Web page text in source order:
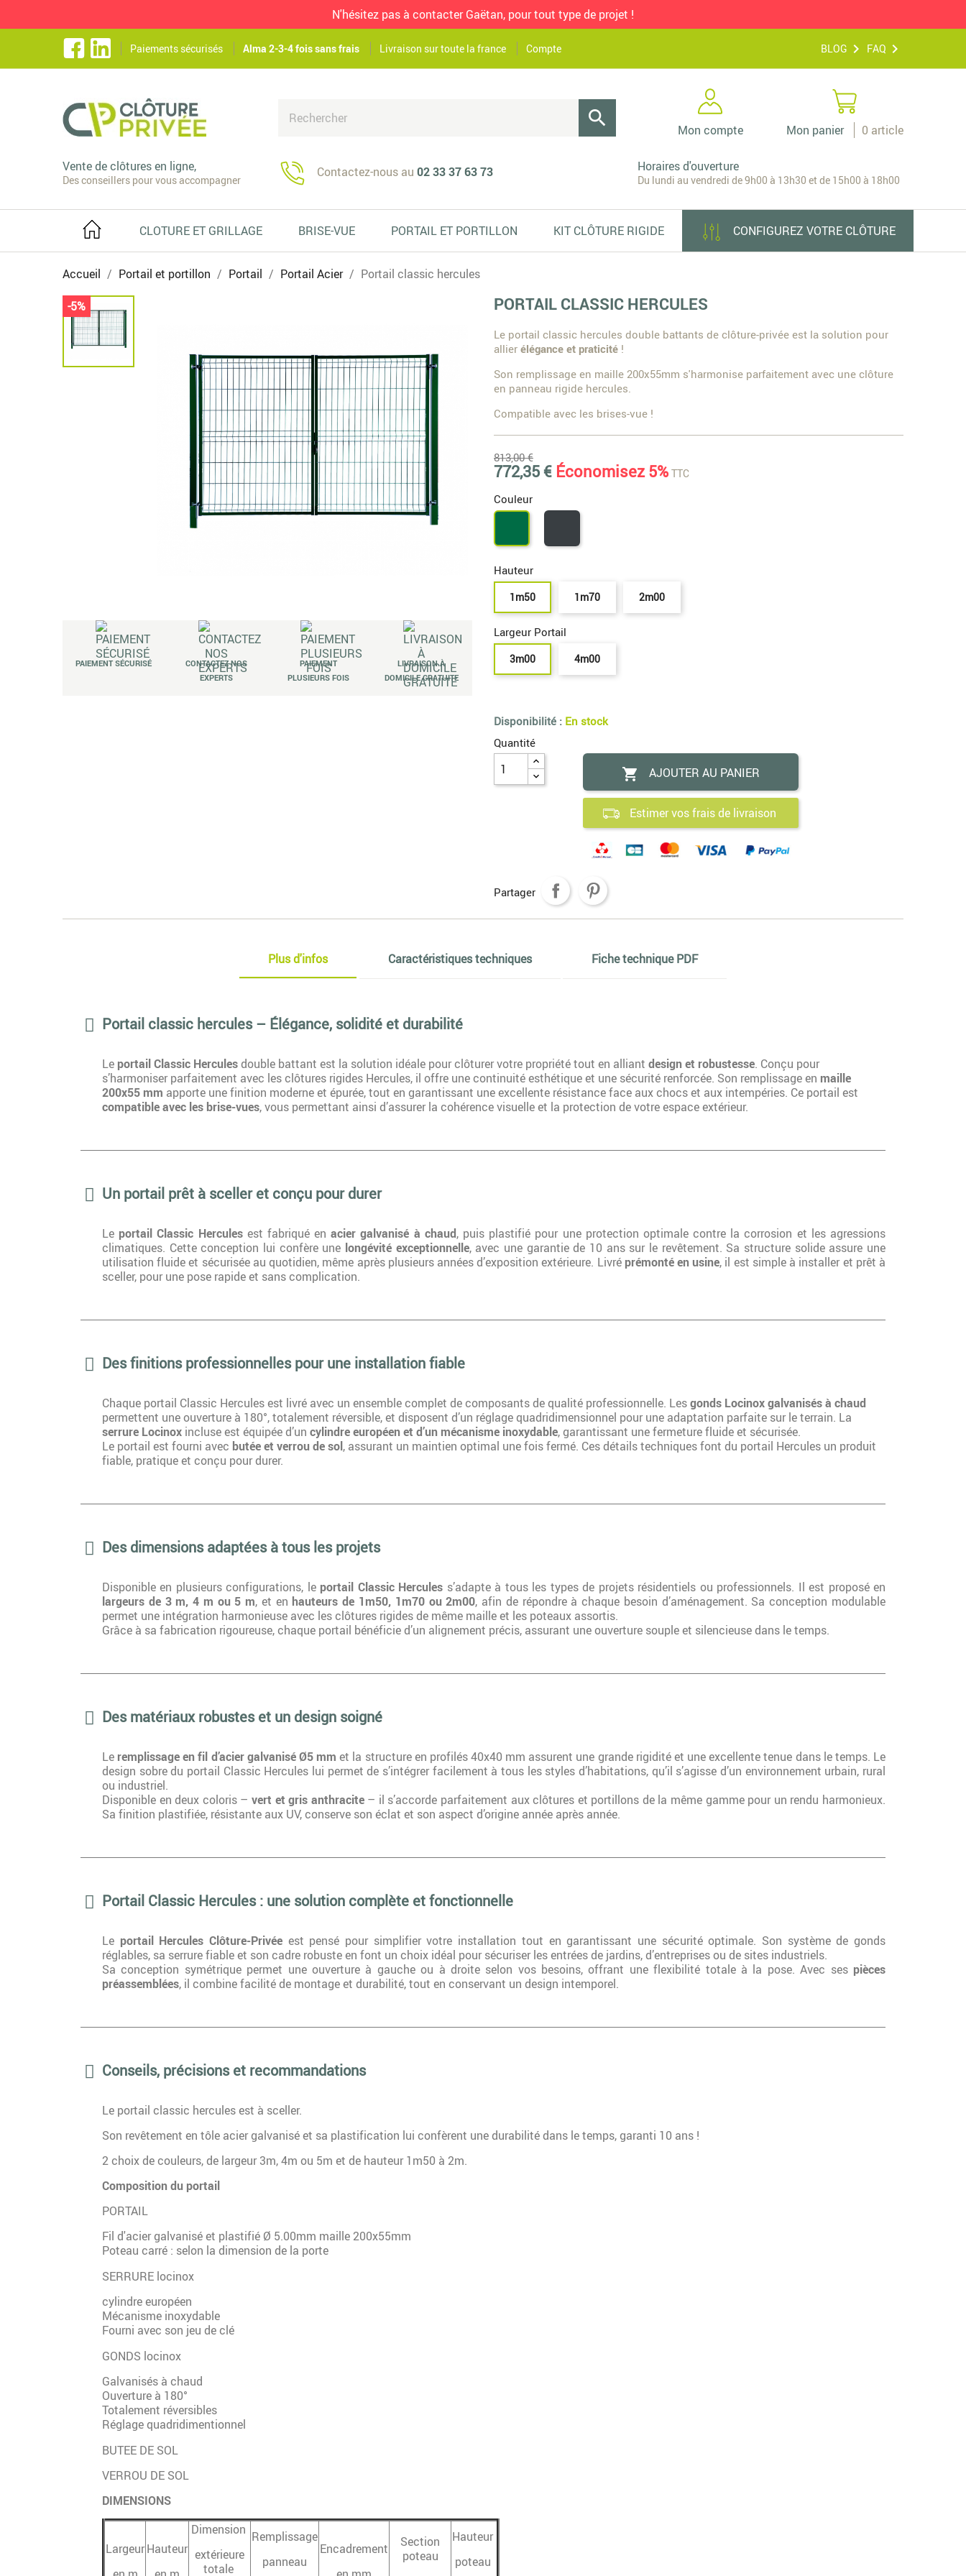
N'hésitez pas à contacter Gaëtan, pour tout type de projet !
Paiements sécurisés Alma 2-3-4 fois sans frais Livraison sur toute la france Compte BLOG FAQ

Mon panier 0 article
Mon compte
Vente de clôtures en ligne,
Des conseillers pour vous accompagner
Contactez-nous au 02 33 37 63 73 Horaires d'ouverture
Du lundi au vendredi de 9h00 à 13h30 et de 15h00 à 18h00
CLOTURE ET GRILLAGE BRISE-VUE PORTAIL ET PORTILLON KIT CLÔTURE RIGIDE CONFIGUREZ VOTRE CLÔTURE
Accueil Portail et portillon Portail Portail Acier Portail classic hercules
-5%
PAIEMENT SÉCURISÉ
CONTACTEZ NOS
EXPERTS
PAIEMENT
PLUSIEURS FOIS
LIVRAISON À
DOMICILE GRATUITE
PORTAIL CLASSIC HERCULES
Le portail classic hercules double battants de clôture-privée est la solution pour
allier élégance et praticité !
Son remplissage en maille 200x55mm s'harmonise parfaitement avec une clôture
en panneau rigide hercules.
Compatible avec les brises-vue !
813,00 €
772,35 € Économisez 5% TTC
Couleur
Vert
Gris
Hauteur
1m50 1m70 2m00
Largeur Portail
3m00 4m00
Disponibilité : En stock
Quantité
 AJOUTER AU PANIER
Estimer vos frais de livraison
Partager
Plus d'infos Caractéristiques techniques Fiche technique PDF
Portail classic hercules – Élégance, solidité et durabilité
Le portail Classic Herculesdouble battant est la solution idéale pour clôturer votre propriété tout en alliant design et robustesse. Conçu pour
s’harmoniser parfaitement avec les clôtures rigides Hercules, il offre une continuité esthétique et une sécurité renforcée. Son remplissage en maille
200x55 mm apporte une finition moderne et épurée, tout en garantissant une excellente résistance face aux chocs et aux intempéries. Ce portail est
compatible avec les brise-vues, vous permettant ainsi d’assurer la cohérence visuelle et la protection de votre espace extérieur.
Un portail prêt à sceller et conçu pour durer
Le portail Classic Herculesest fabriqué enacier galvanisé à chaud, puis plastifié pour une protection optimale contre la corrosion et les agressions
climatiques. Cette conception lui confère une longévité exceptionnelle, avec une garantie de 10 ans sur le revêtement. Sa structure solide assure une
utilisation fluide et sécurisée au quotidien, même après plusieurs années d’exposition extérieure. Livré prémonté en usine, il est simple à installer et prêt à
sceller, pour une pose rapide et sans complication.
Des finitions professionnelles pour une installation fiable
Chaque portail Classic Hercules est livré avec un ensemble complet de composants de qualité professionnelle. Lesgonds Locinox galvanisés à chaud
permettent une ouverture à 180°, totalement réversible, et disposent d’un réglage quadridimensionnel pour une adaptation parfaite sur le terrain. La
serrure Locinox incluse est équipée d’un cylindre européen et d’un mécanisme inoxydable, garantissant une fermeture fluide et sécurisée.
Le portail est fourni avec butée et verrou de sol, assurant un maintien optimal une fois fermé. Ces détails techniques font du portail Hercules un produit
fiable, pratique et conçu pour durer.
Des dimensions adaptées à tous les projets
Disponible en plusieurs configurations, le portail Classic Hercules s’adapte à tous les types de projets résidentiels ou professionnels. Il est proposé en
largeurs de 3 m, 4 m ou 5 m, et en hauteurs de 1m50, 1m70 ou 2m00, afin de répondre à chaque besoin d’aménagement. Sa conception modulable
permet une intégration harmonieuse avec les clôtures rigides de même maille et les poteaux assortis.
Grâce à sa fabrication rigoureuse, chaque portail bénéficie d’un alignement précis, assurant une ouverture souple et silencieuse dans le temps.
Des matériaux robustes et un design soigné
Le remplissage en fil d’acier galvanisé Ø5 mm et la structure en profilés 40x40 mm assurent une grande rigidité et une excellente tenue dans le temps. Le
design sobre du portail Classic Hercules lui permet de s’intégrer facilement à tous les styles d’habitations, qu’il s’agisse d’un environnement urbain, rural
ou industriel.
Disponible en deux coloris – vert et gris anthracite– il s’accorde parfaitement aux clôtures et portillons de la même gamme pour un rendu harmonieux.
Sa finition plastifiée, résistante aux UV, conserve son éclat et son aspect d’origine année après année.
Portail Classic Hercules : une solution complète et fonctionnelle
Le portail Hercules Clôture-Privée est pensé pour simplifier votre installation tout en garantissant une sécurité optimale. Son système de gonds
réglables, sa serrure fiable et son cadre robuste en font un choix idéal pour sécuriser les entrées de jardins, d’entreprises ou de sites industriels.
Sa conception symétrique permet une ouverture à gauche ou à droite selon vos besoins, offrant une flexibilité totale à la pose. Avec ses pièces
préassemblées, il combine facilité de montage et durabilité, tout en conservant un design intemporel.
Conseils, précisions et recommandations
Le portail classic hercules est à sceller.
Son revêtement en tôle acier galvanisé et sa plastification lui confèrent une durabilité dans le temps, garanti 10 ans !
2 choix de couleurs, de largeur 3m, 4m ou 5m et de hauteur 1m50 à 2m.
Composition du portail
PORTAIL
Fil d'acier galvanisé et plastifié Ø 5.00mm maille 200x55mm
Poteau carré : selon la dimension de la porte
SERRURE locinox
cylindre européen
Mécanisme inoxydable
Fourni avec son jeu de clé
GONDS locinox
Galvanisés à chaud
Ouverture à 180°
Totalement réversibles
Réglage quadridimentionnel
BUTEE DE SOL
VERROU DE SOL
DIMENSIONS
LargeurHauteur
Dimension
extérieure
totale
Remplissage
panneau
Encadrement
Section
poteau
Hauteur
poteau